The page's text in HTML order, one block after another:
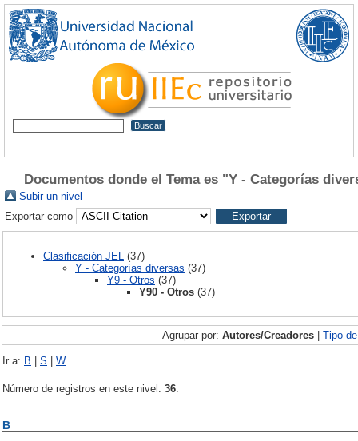
Documentos donde el Tema es "Y - Categorías
Subir un nivel
Exportar como
Clasificación JEL
(37)
Y - Categorías diversas (37)
Y9 - Otros (37)
Y90 - Otros (37)
Agrupar por: Autores/Creadores | Tipo
Ir a: B | S | W
Número de registros en este nivel: 36
B